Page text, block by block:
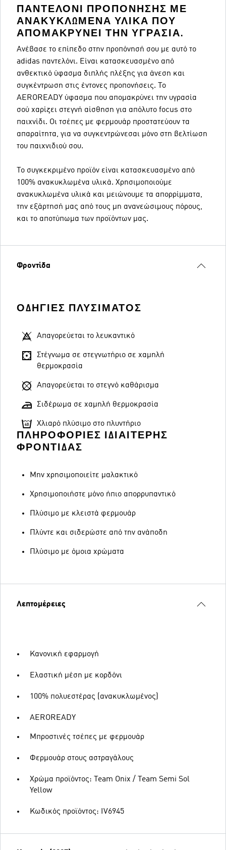
ΠΑΝΤΕΛΌΝΙ ΠΡΟΠΌΝΗΣΗΣ ΜΕ
ΑΝΑΚΥΚΛΩΜΈΝΑ ΥΛΙΚΆ ΠΟΥ
ΑΠΟΜΑΚΡΎΝΕΙ ΤΗΝ ΥΓΡΑΣΊΑ.
Ανέβασε το επίπεδο στην προπόνησή σου με αυτό το
adidas παντελόνι. Είναι κατασκευασμένο από
ανθεκτικό ύφασμα διπλής πλέξης για άνεση και
συγκέντρωση στις έντονες προπονήσεις. Το
AEROREADY ύφασμα που απομακρύνει την υγρασία
σού χαρίζει στεγνή αίσθηση για απόλυτο focus στο
παιχνίδι. Οι τσέπες με φερμουάρ προστατεύουν τα
απαραίτητα, για να συγκεντρώνεσαι μόνο στη βελτίωση
του παιχνιδιού σου.
Το συγκεκριμένο προϊόν είναι κατασκευασμένο από
100% ανακυκλωμένα υλικά. Χρησιμοποιούμε
ανακυκλωμένα υλικά και μειώνουμε τα απορρίμματα,
την εξάρτησή μας από τους μη ανανεώσιμους πόρους,
και το αποτύπωμα των προϊόντων μας.
Φροντίδα
ΟΔΗΓΊΕΣ ΠΛΥΣΊΜΑΤΟΣ
Απαγορεύεται το λευκαντικό
Στέγνωμα σε στεγνωτήριο σε χαμηλή
θερμοκρασία
Απαγορεύεται το στεγνό καθάρισμα
Σιδέρωμα σε χαμηλή θερμοκρασία
Χλιαρό πλύσιμο στο πλυντήριο
ΠΛΗΡΟΦΟΡΊΕΣ ΙΔΙΑΊΤΕΡΗΣ
ΦΡΟΝΤΊΔΑΣ
Μην χρησιμοποιείτε μαλακτικό
Χρησιμοποιήστε μόνο ήπιο απορρυπαντικό
Πλύσιμο με κλειστά φερμουάρ
Πλύντε και σιδερώστε από την ανάποδη
Πλύσιμο με όμοια χρώματα
Λεπτομέρειες
Κανονική εφαρμογή
Ελαστική μέση με κορδόνι
100% πολυεστέρας (ανακυκλωμένος)
AEROREADY
Μπροστινές τσέπες με φερμουάρ
Φερμουάρ στους αστραγάλους
Χρώμα προϊόντος: Team Onix / Team Semi Sol
Yellow
Κωδικός προϊόντος: IV6945